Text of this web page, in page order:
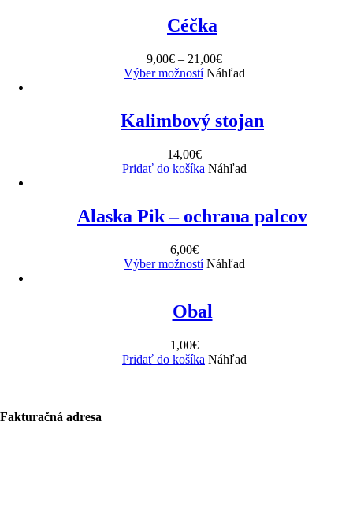
Céčka
9,00€ – 21,00€
Výber možností Náhľad
Kalimbový stojan
14,00€
Pridať do košíka Náhľad
Alaska Pik – ochrana palcov
6,00€
Výber možností Náhľad
Obal
1,00€
Pridať do košíka Náhľad
Fakturačná adresa